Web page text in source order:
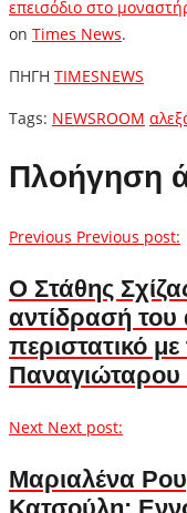
επεισόδιο στο
on Times News.
ΠΗΓΗ TIMESNEWS
Tags: NEWSROOM
Πλοήγηση
Previous Previous post:
O Στάθης
αντίδρασή του
περιστατικό
Παναγιώταρου
Next Next post:
Μαριαλένα